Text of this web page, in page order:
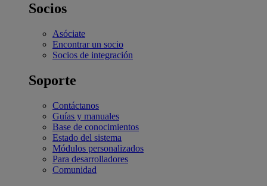
Socios
Asóciate
Encontrar un socio
Socios de integración
Soporte
Contáctanos
Guías y manuales
Base de conocimientos
Estado del sistema
Módulos personalizados
Para desarrolladores
Comunidad